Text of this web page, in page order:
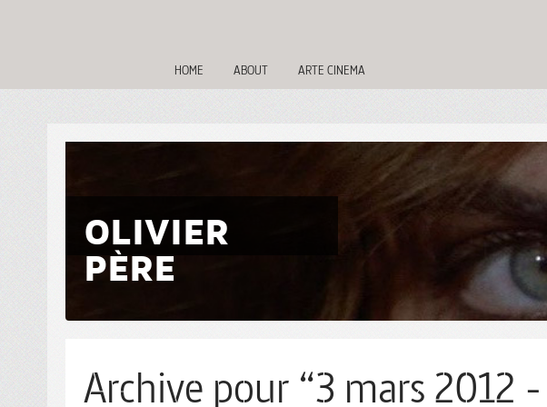
HOME ABOUT ARTE CINEMA
OLIVIER
PÈRE
Archive pour “3 mars 2012